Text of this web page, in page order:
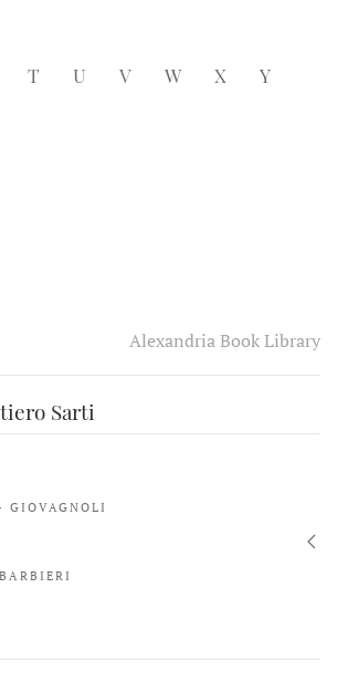
T U V W X Y
Alexandria Book Library
Sarti
GIOVAGNOLI